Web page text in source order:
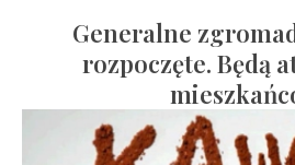
Generalne
rozpoczęte. Będą